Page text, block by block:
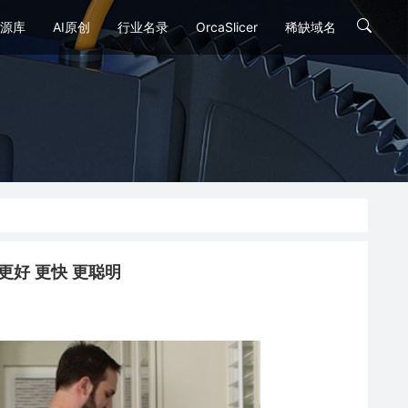
库 AI原创 行业名录 OrcaSlicer 稀缺域名
好 更快 更聪明